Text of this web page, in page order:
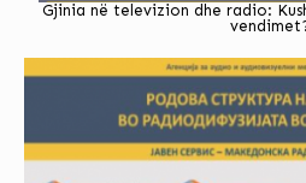
Gjinia në televizion dhe radio: